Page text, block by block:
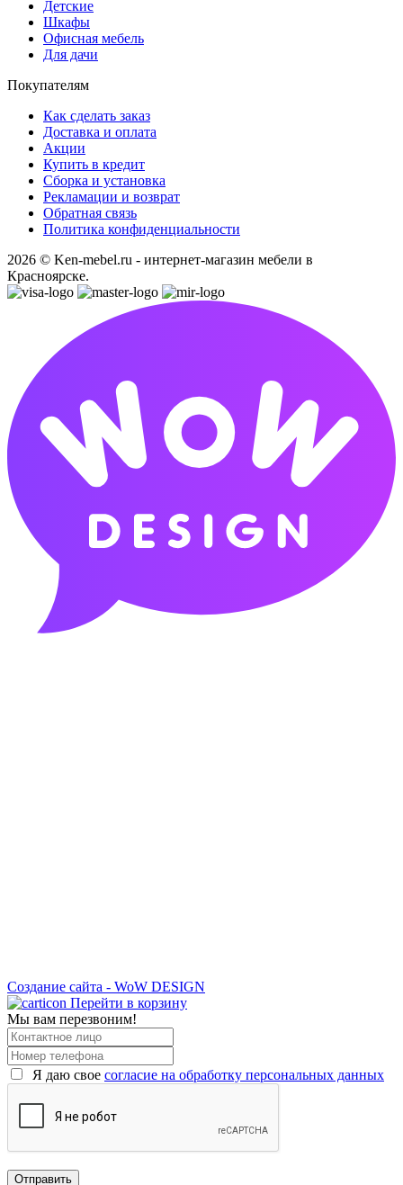
Детские
Шкафы
Офисная мебель
Для дачи
Покупателям
Как сделать заказ
Доставка и оплата
Акции
Купить в кредит
Сборка и установка
Рекламации и возврат
Обратная связь
Политика конфиденциальности
2026 © Ken-mebel.ru - интернет-магазин мебели в
Красноярске.
Создание сайта - WoW DESIGN
Перейти в корзину
Мы вам перезвоним!
Я даю свое согласие на обработку персональных данных